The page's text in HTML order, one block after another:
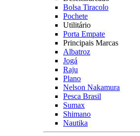
Bolsa Tiracolo
Pochete
Utilitário
Porta Empate
Principais Marcas
Albatroz
Jogá
Raju
Plano
Nelson Nakamura
Pesca Brasil
Sumax
Shimano
Nautika